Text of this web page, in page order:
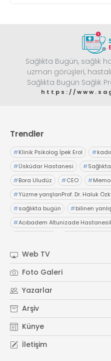
Sağlıkta Bugün, sağlık
uzman görüşleri,
Sağlıkta Bugün Sağlık
https://
Trendler
#Klinik Psikolog İpek Erol #
#Üsküdar Hastanesi #
#Bora Uludüz #CEO #
#Yüzme yarışlarıProf. Dr. Haluk
#sağlıkta bugün #bilinen
#Acıbadem Altunizade
# Kristin Aslaner ArasUzm. Dyt.
#Memorial Ataşehir Hastanesi
# yaz ayları kritik öneri
Web TV
Foto Galeri
Yazarlar
Arşiv
Künye
İletişim